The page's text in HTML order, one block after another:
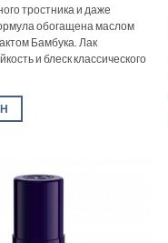
тростника и даже
обогащена маслом
Бамбука. Лак
и блеск классического